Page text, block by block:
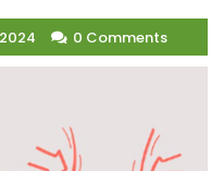
0 Comments